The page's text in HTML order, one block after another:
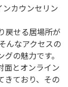
カウンセリン
戻せる居場所が
んなアクセスの
の魅力です。
面とオンライン
きており、その